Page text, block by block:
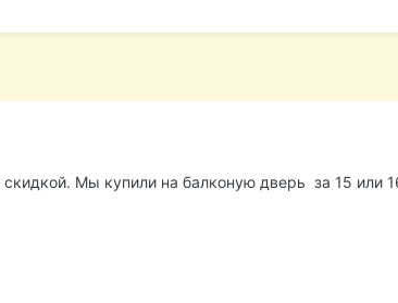
Мы купили на балконую дверь за 15 или